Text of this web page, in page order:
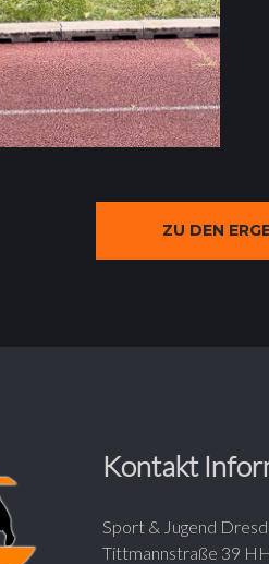
ZU DEN
Kontakt
Sport & Jugend
Tittmannstraße 39 HH